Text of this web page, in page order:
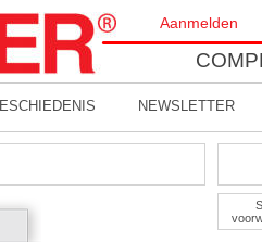
Aanmelden
NEWSLETTER